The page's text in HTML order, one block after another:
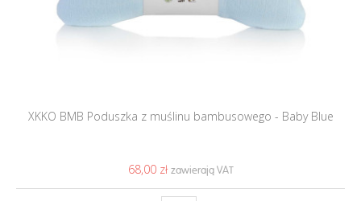
XKKO BMB Poduszka z muślinu bambusowego - Baby Blue
68,00 ‎zł